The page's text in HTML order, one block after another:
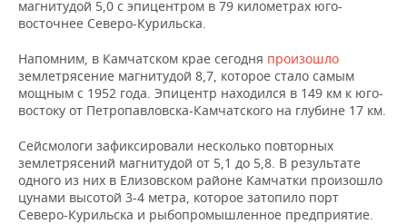
магнитудой 5,0 с эпицентром в 79 километрах юго-
восточнее Северо-Курильска.
Напомним, в Камчатском крае сегодня произошло
землетрясение магнитудой 8,7, которое стало самым
мощным с 1952 года. Эпицентр находился в 149 км к юго-
востоку от Петропавловска-Камчатского на глубине 17 км.
Сейсмологи зафиксировали несколько повторных
землетрясений магнитудой от 5,1 до 5,8. В результате
одного из них в Елизовском районе Камчатки произошло
цунами высотой 3-4 метра, которое затопило порт
Северо-Курильска и рыбопромышленное предприятие.